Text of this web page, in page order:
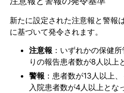
新たに設定された注意報と警報
に基づいて発令されます。
注意報 ：いずれかの保健
りの報告患者数が8人以上
警報 ：患者数が13人以上
入院患者数が4人以上とな